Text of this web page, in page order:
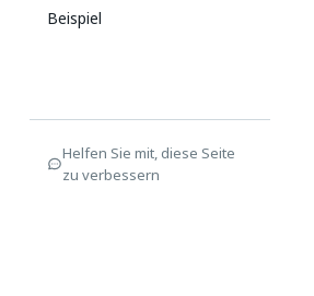
Beispiel
Helfen Sie mit, diese Seite
zu verbessern